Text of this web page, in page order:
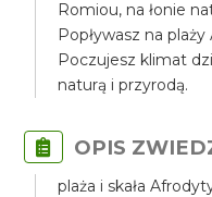
Romiou, na łonie
Popływasz na
Poczujesz klimat
naturą i przyrodą.
OPIS
plaża i skała